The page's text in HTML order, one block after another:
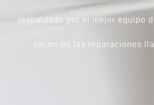
respaldado por el mejor equipo
sector de las reparaciones